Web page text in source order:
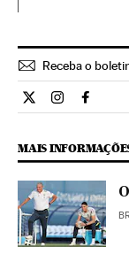
Receba o
Cultura El País
Cultura El
MAIS